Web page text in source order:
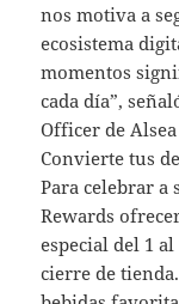
nos motiva a
ecosistema
momentos
cada día”,
Officer de
Convierte tus
Para celebrar a
Rewards
especial del 1
cierre de